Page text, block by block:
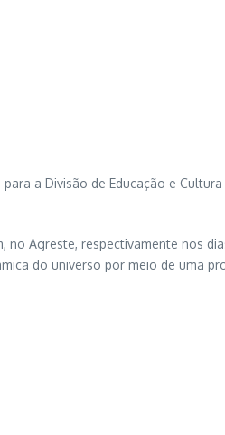
a Divisão de Educação e
no Agreste, respectivamente nos
do universo por meio de uma